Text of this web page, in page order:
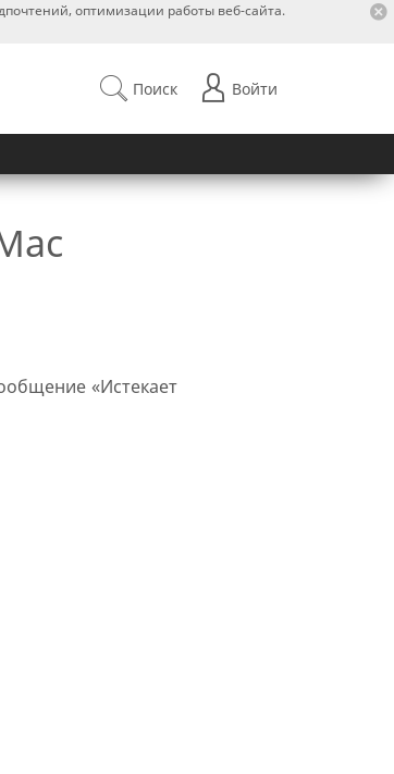
оптимизации работы веб-сайта.
Поиск Войти
«Истекает